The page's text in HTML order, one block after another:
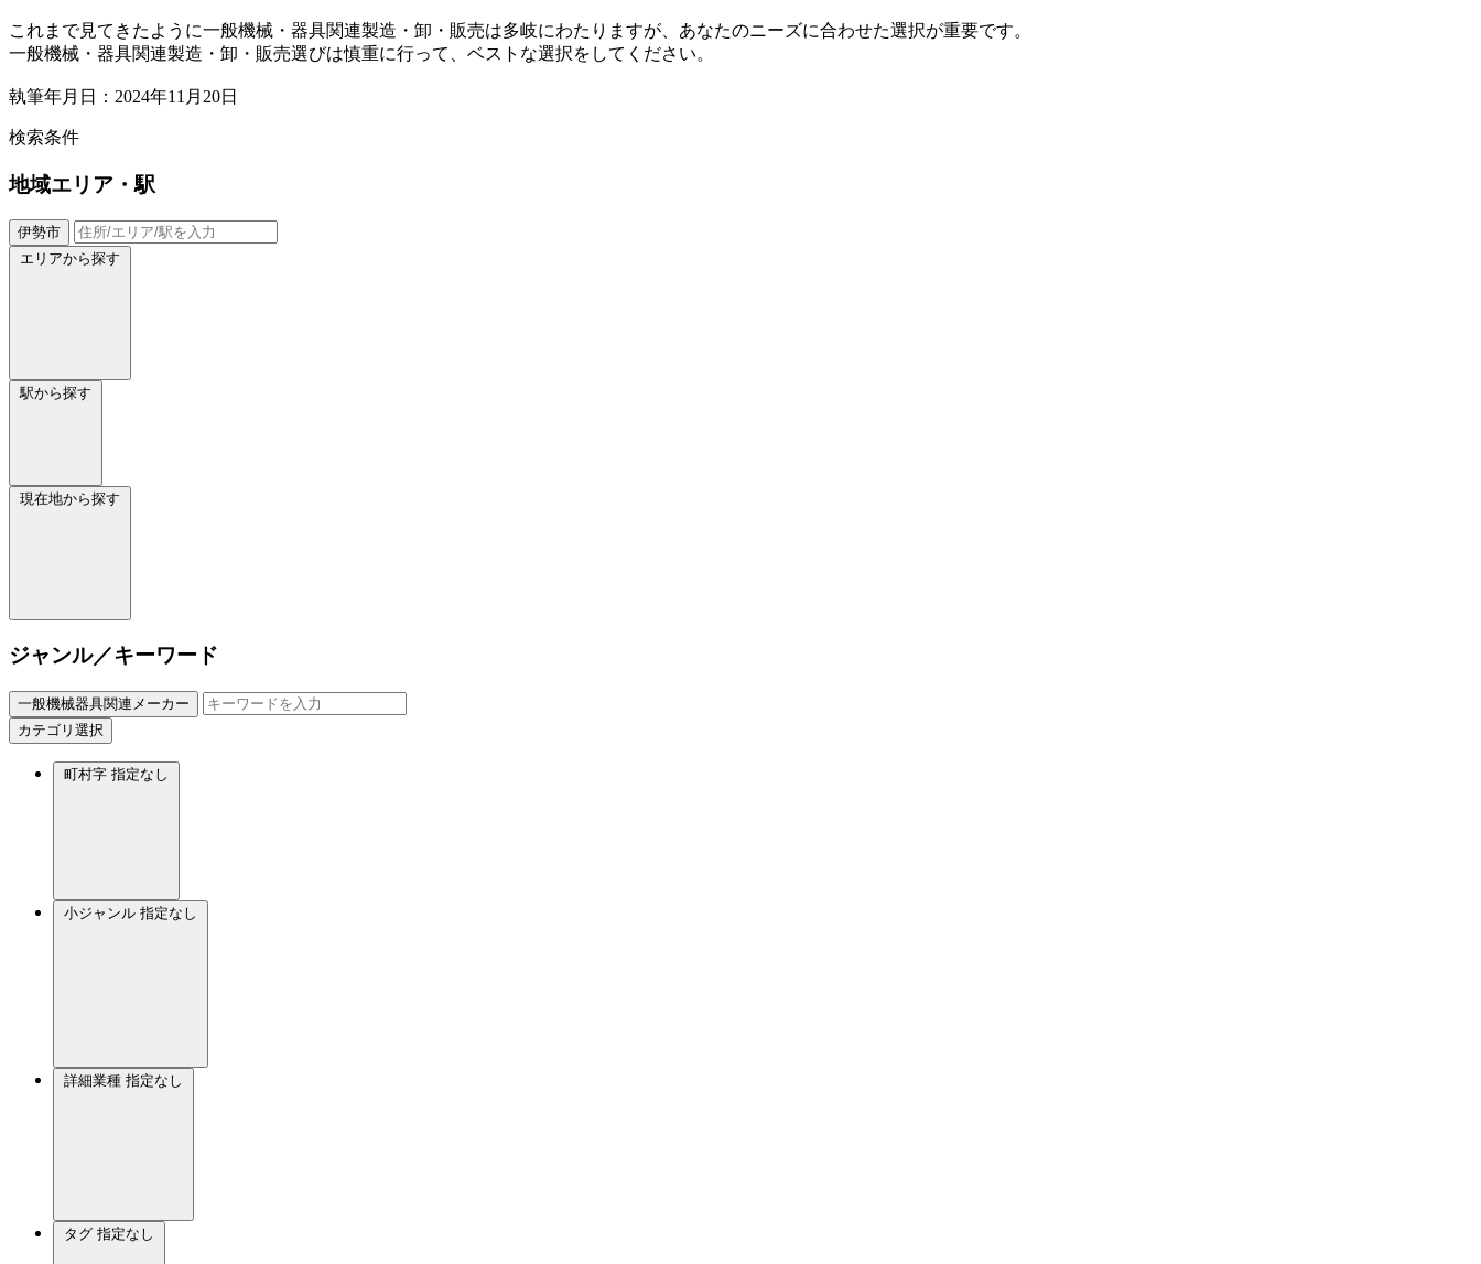
これまで見てきたように一般機械・器具関連製造・卸・販売は多岐にわたりますが、あなたのニーズに合わせた選択が重要です。
一般機械・器具関連製造・卸・販売選びは慎重に行って、ベストな選択をしてください。
執筆年月日：2024年11月20日
検索条件
地域エリア・駅
伊勢市
エリアから探す
駅から探す
現在地から探す
ジャンル／キーワード
一般機械器具関連メーカー
カテゴリ選択
町村字 指定なし
小ジャンル 指定なし
詳細業種 指定なし
タグ 指定なし